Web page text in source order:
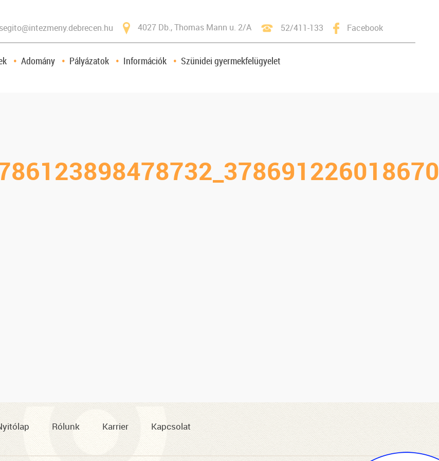
4027 Db., Thomas Mann u. 2/A 52/411-133 Facebook
Adomány Pályázatok Információk Szünidei gyermekfelügyelet
Rólunk Karrier Kapcsolat